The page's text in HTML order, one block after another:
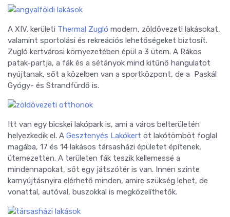
A XIV. kerületi Thermal Zugló modern, zöldövezeti lakásokat,
valamint sportolási és rekreációs lehetőségeket biztosít.
Zugló kertvárosi környezetében épül a 3 ütem. A Rákos
patak-partja, a fák és a sétányok mind kitűnő hangulatot
nyújtanak, sőt a közelben van a sportközpont, de a Paskál
Gyógy- és Strandfürdő is.
Itt van egy bicskei lakópark is, ami a város belterületén
helyezkedik el. A Gesztenyés Lakókert öt lakótömböt foglal
magába, 17 és 14 lakásos társasházi épületet építenek,
ütemezetten. A területen fák teszik kellemessé a
mindennapokat, sőt egy játszótér is van. Innen szinte
karnyújtásnyira elérhető minden, amire szükség lehet, de
vonattal, autóval, buszokkal is megközelíthetők.